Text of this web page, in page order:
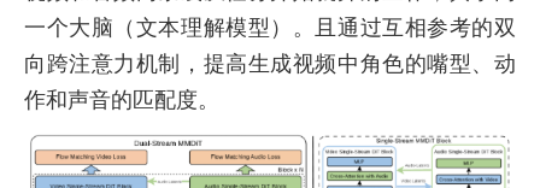
一个大脑（文本理解模型）。且通过互相参考的双
向跨注意力机制，提高生成视频中角色的嘴型、动
作和声音的匹配度。